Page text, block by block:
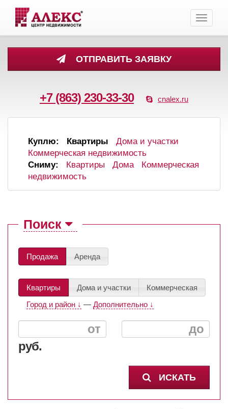
ОТПРАВИТЬ ЗАЯВКУ
+7 (863) 230-33-30 cnalex.ru
Toggle
Куплю: Квартиры
Дома и участки
Коммерческая недвижимость
Сниму:
Квартиры Дома
Коммерческая
недвижимость
Поиск
Продажа Аренда
Квартиры Дома и участки
Коммерческая
Город и район ↓ — Дополнительно ↓
руб.
ИСКАТЬ